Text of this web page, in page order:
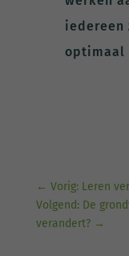
iedereen
optimaal
← Vorig: Leren
Volgend: De
verandert?→